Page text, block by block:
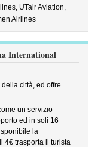
UTair Aviation,
Airlines
International
città, ed offre
un servizio
ed in soli 16
la
4€ trasporta il turista